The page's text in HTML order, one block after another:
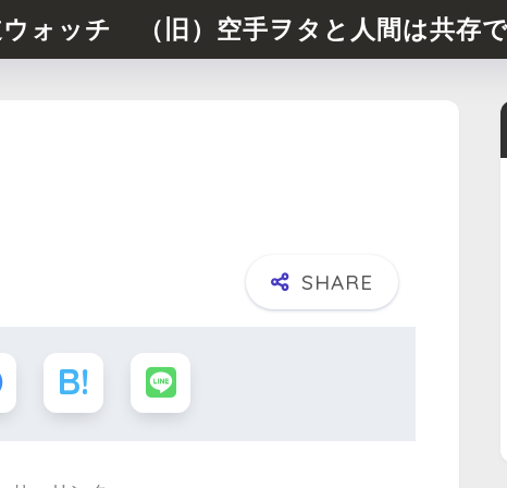
ォッチ （旧）空手ヲタと人間は共存